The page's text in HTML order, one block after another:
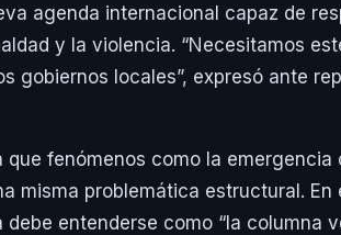
agenda internacional capaz de
y la violencia. “Necesitamos
gobiernos locales”, expresó ante
que fenómenos como la
misma problemática estructural.
entenderse como “la columna